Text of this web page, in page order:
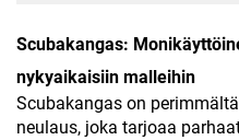
Scubakangas:
nykyaikaisiin malleihin
Scubakangas on
neulaus, joka tarjoaa